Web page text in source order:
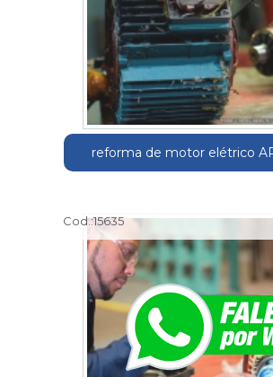
reforma de motor elétrico
Cod.:15635